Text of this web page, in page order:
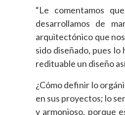
“Le comentamos
desarrollamos de
arquitectónico que
sido diseñado, pues
redituable un diseño
¿Cómo definir lo
en sus proyectos; lo
y armonioso, porque